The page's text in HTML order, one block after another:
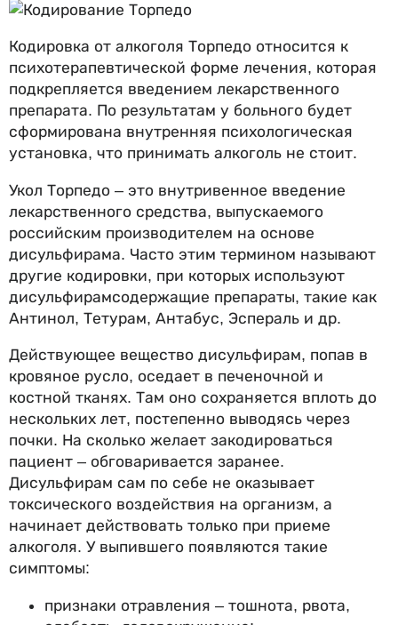
Кодировка от алкоголя Торпедо относится к
психотерапевтической форме лечения, которая
подкрепляется введением лекарственного
препарата. По результатам у больного будет
сформирована внутренняя психологическая
установка, что принимать алкоголь не стоит.
Укол Торпедо – это внутривенное введение
лекарственного средства, выпускаемого
российским производителем на основе
дисульфирама. Часто этим термином называют
другие кодировки, при которых используют
дисульфирамсодержащие препараты, такие как
Антинол, Тетурам, Антабус, Эспераль и др.
Действующее вещество дисульфирам, попав в
кровяное русло, оседает в печеночной и
костной тканях. Там оно сохраняется вплоть до
нескольких лет, постепенно выводясь через
почки. На сколько желает закодироваться
пациент – обговаривается заранее.
Дисульфирам сам по себе не оказывает
токсического воздействия на организм, а
начинает действовать только при приеме
алкоголя. У выпившего появляются такие
симптомы:
признаки отравления – тошнота, рвота,